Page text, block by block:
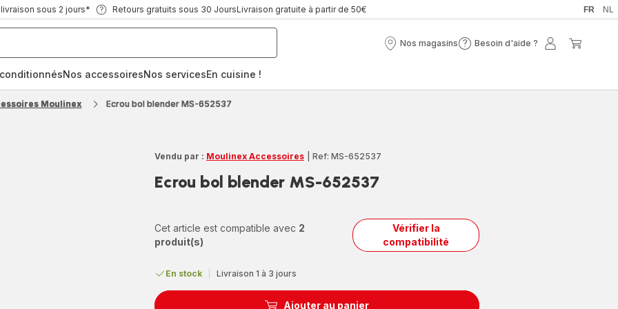
sous 2 jours* Retours gratuits sous 30 JoursLivraison gratuite à partir de 50€ FR NL
Nos magasins
Nos
Besoin d'aide ?
Besoin
Mon
Nos accessoiresNos servicesEn cuisine !
Moulinex Ecrou bol blender MS-652537
Vendu par : Moulinex Accessoires Ref: MS-652537
Ecrou bol blender MS-652537
Cet article est compatible avec 2
produit(s)
Vérifier la
compatibilité
En stock Livraison 1 à 3 jours
Ajouter au panier